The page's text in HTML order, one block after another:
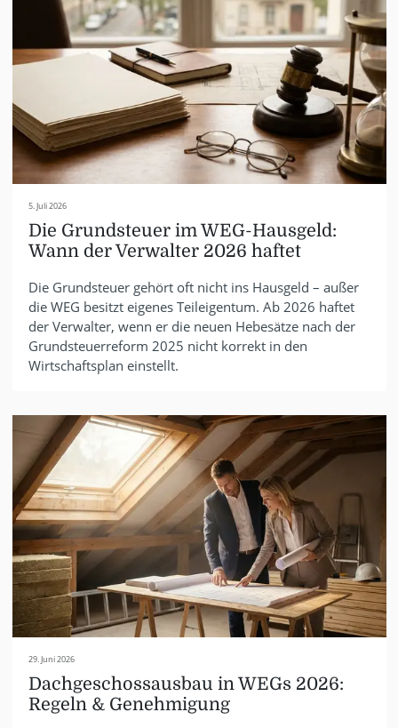
5. Juli 2026
Die Grundsteuer im WEG-Hausgeld:
Wann der Verwalter 2026 haftet
Die Grundsteuer gehört oft nicht ins Hausgeld – außer
die WEG besitzt eigenes Teileigentum. Ab 2026 haftet
der Verwalter, wenn er die neuen Hebesätze nach der
Grundsteuerreform 2025 nicht korrekt in den
Wirtschaftsplan einstellt.
29. Juni 2026
Dachgeschossausbau in WEGs 2026:
Regeln & Genehmigung